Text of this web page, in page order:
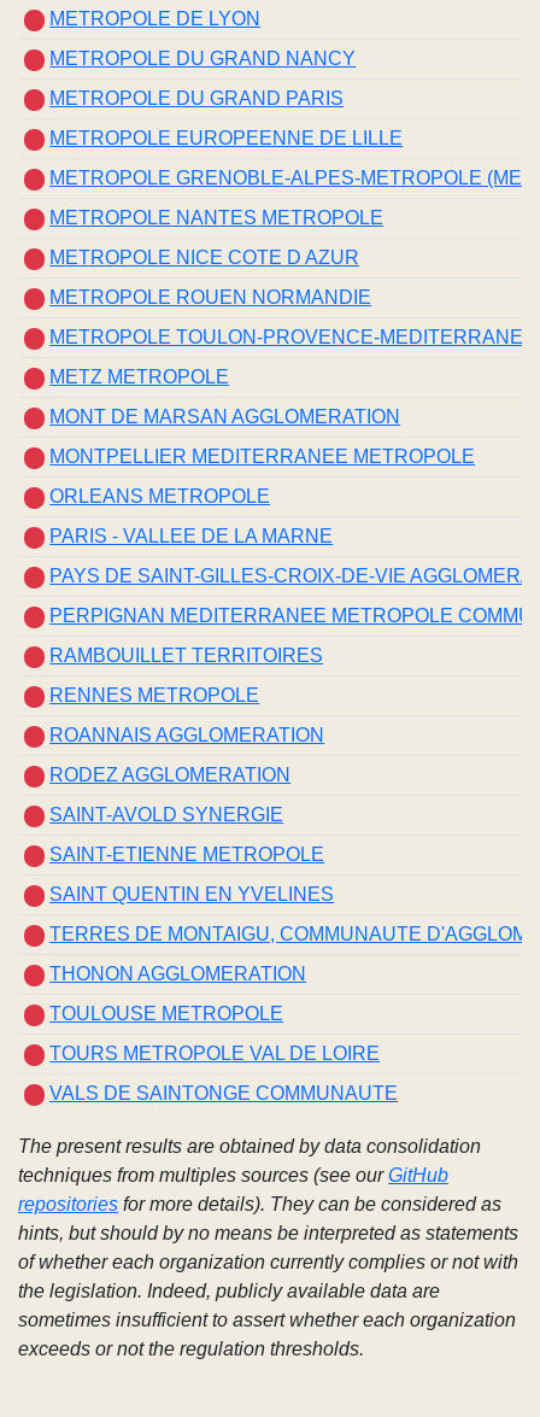
METROPOLE DE LYON
METROPOLE DU GRAND NANCY
METROPOLE DU GRAND PARIS
METROPOLE EUROPEENNE DE LILLE
METROPOLE GRENOBLE-ALPES-METROPOLE
METROPOLE NANTES METROPOLE
METROPOLE NICE COTE D AZUR
METROPOLE ROUEN NORMANDIE
METROPOLE TOULON-PROVENCE-MEDITERRANEE
METZ METROPOLE
MONT DE MARSAN AGGLOMERATION
MONTPELLIER MEDITERRANEE METROPOLE
ORLEANS METROPOLE
PARIS - VALLEE DE LA MARNE
PAYS DE SAINT-GILLES-CROIX-DE-VIE
PERPIGNAN MEDITERRANEE METROPOLE
RAMBOUILLET TERRITOIRES
RENNES METROPOLE
ROANNAIS AGGLOMERATION
RODEZ AGGLOMERATION
SAINT-AVOLD SYNERGIE
SAINT-ETIENNE METROPOLE
SAINT QUENTIN EN YVELINES
TERRES DE MONTAIGU, COMMUNAUTE
THONON AGGLOMERATION
TOULOUSE METROPOLE
TOURS METROPOLE VAL DE LOIRE
VALS DE SAINTONGE COMMUNAUTE
The present results are obtained by data consolidation
techniques from multiples sources (see ourGitHub
repositories for more details). They can be considered as
hints, but should by no means be interpreted as statements
of whether each organization currently complies or not with
the legislation. Indeed, publicly available data are
sometimes insufficient to assert whether each organization
exceeds or not the regulation thresholds.